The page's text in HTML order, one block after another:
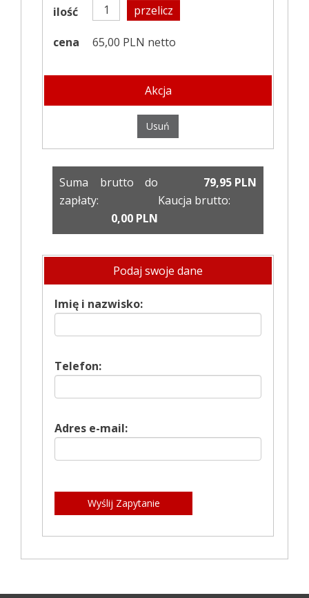
ilość przelicz
cena 65,00 PLN netto
Akcja
Usuń
Suma brutto do
zapłaty:
79,95 PLN
Kaucja brutto:
0,00 PLN
Podaj swoje dane
Imię i nazwisko:
Telefon:
Adres e-mail:
Wyślij Zapytanie